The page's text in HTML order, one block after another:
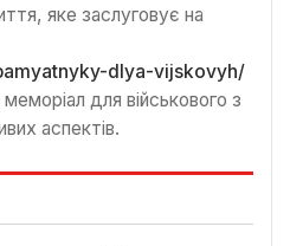
яке заслуговує на
dlya-vijskovyh/
для військового з
аспектів.